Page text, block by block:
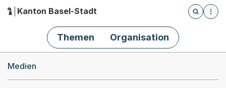
Hauptnavigation
Kanton Basel-Stadt
Öffnet
Themen Organisation
Medien